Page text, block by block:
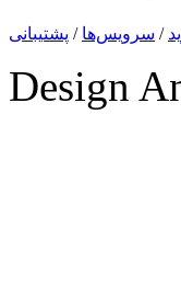
/ سرویس‌ها / پشتیبانی
Design